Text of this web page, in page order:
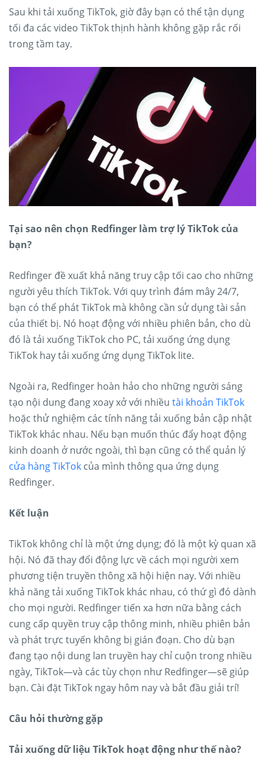
Sau khi tải xuống TikTok, giờ đây bạn có thể tận dụng
tối đa các video TikTok thịnh hành không gặp rắc rối
trong tầm tay.
Tại sao nên chọn Redfinger làm trợ lý TikTok của
bạn?
Redfinger đề xuất khả năng truy cập tối cao cho những
người yêu thích TikTok. Với quy trình đám mây 24/7,
bạn có thể phát TikTok mà không cần sử dụng tài sản
của thiết bị. Nó hoạt động với nhiều phiên bản, cho dù
đó là tải xuống TikTok cho PC, tải xuống ứng dụng
TikTok hay tải xuống ứng dụng TikTok lite.
Ngoài ra, Redfinger hoàn hảo cho những người sáng
tạo nội dung đang xoay xở với nhiều tài khoản TikTok
hoặc thử nghiệm các tính năng tải xuống bản cập nhật
TikTok khác nhau. Nếu bạn muốn thúc đẩy hoạt động
kinh doanh ở nước ngoài, thì bạn cũng có thể quản lý
cửa hàng TikTok của mình thông qua ứng dụng
Redfinger.
Kết luận
TikTok không chỉ là một ứng dụng; đó là một kỳ quan xã
hội. Nó đã thay đổi động lực về cách mọi người xem
phương tiện truyền thông xã hội hiện nay. Với nhiều
khả năng tải xuống TikTok khác nhau, có thứ gì đó dành
cho mọi người. Redfinger tiến xa hơn nữa bằng cách
cung cấp quyền truy cập thông minh, nhiều phiên bản
và phát trực tuyến không bị gián đoạn. Cho dù bạn
đang tạo nội dung lan truyền hay chỉ cuộn trong nhiều
ngày, TikTok—và các tùy chọn như Redfinger—sẽ giúp
bạn. Cài đặt TikTok ngay hôm nay và bắt đầu giải trí!
Câu hỏi thường gặp
Tải xuống dữ liệu TikTok hoạt động như thế nào?